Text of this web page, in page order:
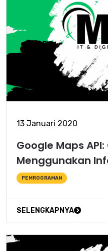
13 Januari 2020
Google Maps
Menggunakan
PEMROGRAMAN
SELENGKAPNYA